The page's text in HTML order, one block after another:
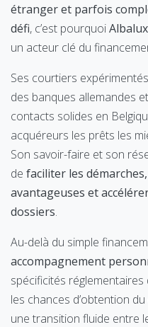
étranger et parfois
défi, c’est pourquoi
un acteur clé du
Ses courtiers
des banques allemandes
contacts solides en
acquéreurs les prêts les
Son savoir-faire et son
de faciliter les
avantageuses et
dossiers.
Au-delà du simple
accompagnement
spécificités réglementaires
les chances d’obtention
une transition fluide entre